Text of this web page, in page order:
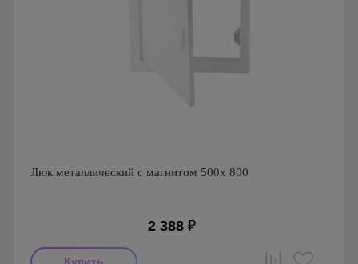
Люк металлический с магнитом 500х 800
2 388 ₽